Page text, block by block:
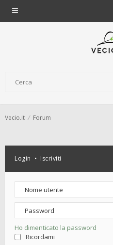
Vecio.it Forum
Login • Iscriviti
Ho dimenticato la password
Ricordami